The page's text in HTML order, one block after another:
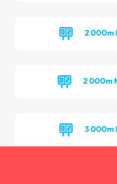
2 000m
2 000m
3 000m